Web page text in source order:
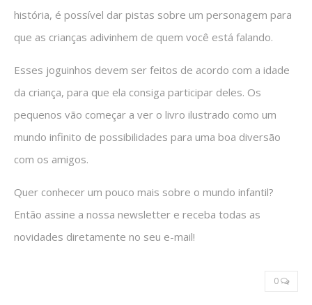
história, é possível dar pistas sobre um personagem para
que as crianças adivinhem de quem você está falando.
Esses joguinhos devem ser feitos de acordo com a idade
da criança, para que ela consiga participar deles. Os
pequenos vão começar a ver o livro ilustrado como um
mundo infinito de possibilidades para uma boa diversão
com os amigos.
Quer conhecer um pouco mais sobre o mundo infantil?
Então assine a nossa newsletter e receba todas as
novidades diretamente no seu e-mail!
0